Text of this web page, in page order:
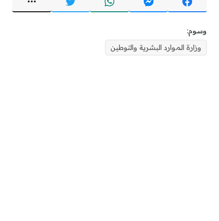
وسوم:
وزارة الموارد البشرية والتوطين